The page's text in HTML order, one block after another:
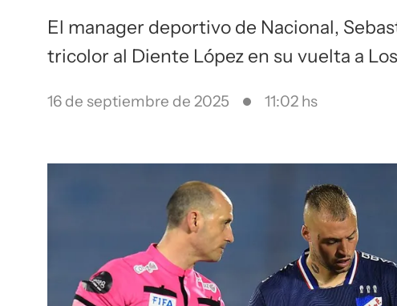
El manager deportivo de Nacional,
tricolor al Diente López en su vuelta a
16 de septiembre de 2025 11:02 hs